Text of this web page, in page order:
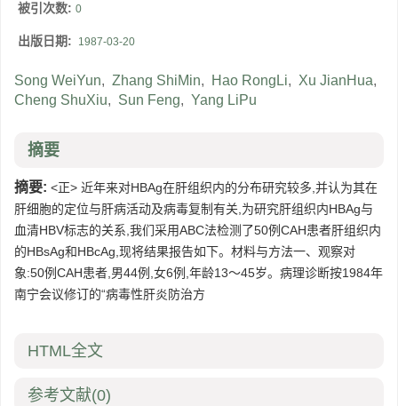
被引次数: 0
出版日期: 1987-03-20
Song WeiYun, Zhang ShiMin, Hao RongLi, Xu JianHua,
Cheng ShuXiu, Sun Feng, Yang LiPu
摘要
摘要: <正> 近年来对HBAg在肝组织内的分布研究较多,并认为其在
肝细胞的定位与肝病活动及病毒复制有关,为研究肝组织内HBAg与
血清HBV标志的关系,我们采用ABC法检测了50例CAH患者肝组织内
的HBsAg和HBcAg,现将结果报告如下。材料与方法一、观察对
象:50例CAH患者,男44例,女6例,年龄13～45岁。病理诊断按1984年
南宁会议修订的“病毒性肝炎防治方
HTML全文
参考文献(0)